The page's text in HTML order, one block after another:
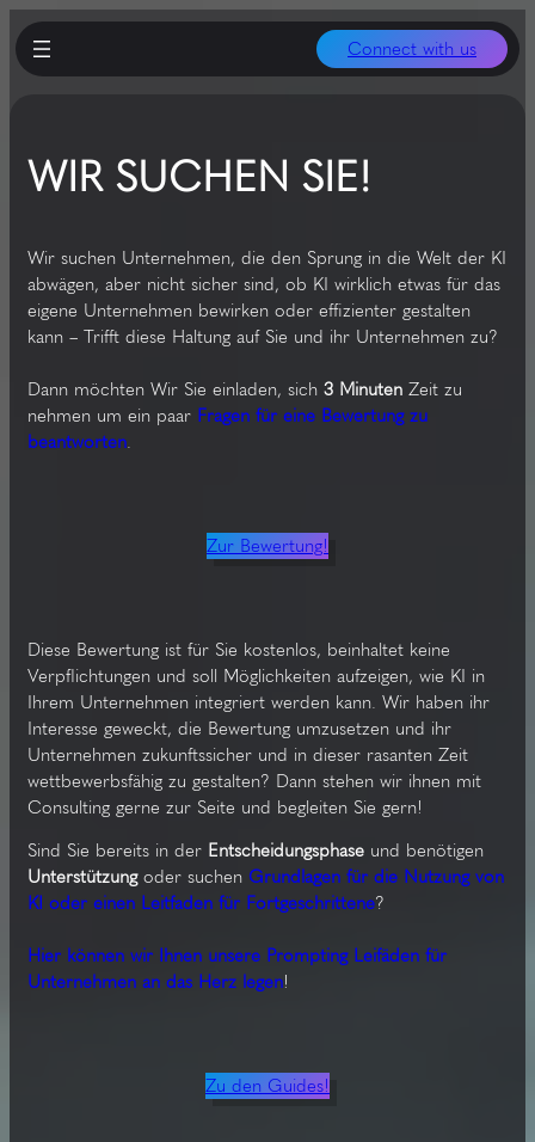
Connect with us
WIR SUCHEN SIE!
Wir suchen Unternehmen, die den Sprung in die Welt der KI
abwägen, aber nicht sicher sind, ob KI wirklich etwas für das
eigene Unternehmen bewirken oder effizienter gestalten
kann – Trifft diese Haltung auf Sie und ihr Unternehmen zu?
Dann möchten Wir Sie einladen, sich 3 MinutenZeit zu
nehmen um ein paar Fragen für eine Bewertung zu
beantworten.
Zur Bewertung!
Diese Bewertung ist für Sie kostenlos, beinhaltet keine
Verpflichtungen und soll Möglichkeiten aufzeigen, wie KI in
Ihrem Unternehmen integriert werden kann. Wir haben ihr
Interesse geweckt, die Bewertung umzusetzen und ihr
Unternehmen zukunftssicher und in dieser rasanten Zeit
wettbewerbsfähig zu gestalten? Dann stehen wir ihnen mit
Consulting gerne zur Seite und begleiten Sie gern!
Sind Sie bereits in der Entscheidungsphaseund benötigen
Unterstützungoder suchen Grundlagen für die Nutzung von
KI oder einen Leitfaden für Fortgeschrittene?
Hier können wir Ihnen unsere Prompting Leifäden für
Unternehmen an das Herz legen!
Zu den Guides!